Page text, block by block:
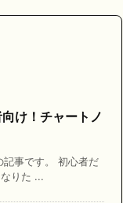
け！チャートノ
記事です。 初心者だ
りた ...